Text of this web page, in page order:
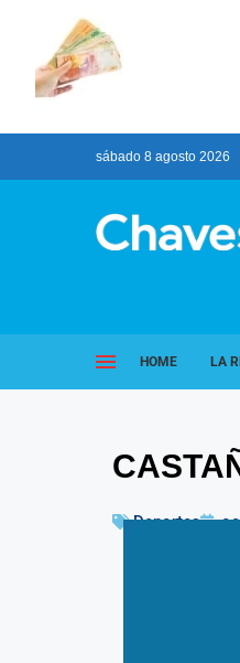
sábado 8 agosto 2026
HOME LA
Deportes